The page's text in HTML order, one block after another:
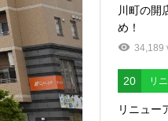
川町の開
め！
34,189
20 リ
リニュー